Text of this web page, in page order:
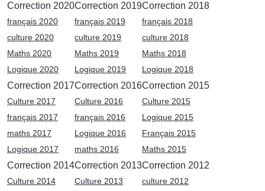
Correction 2020
français 2020
culture 2020
Maths 2020
Logique 2020
Correction 2019
français 2019
culture 2019
Maths 2019
Logique 2019
Correction 2018
français 2018
culture 2018
Maths 2018
Logique 2018
Correction 2017
Culture 2017
français 2017
maths 2017
Logique 2017
Correction 2016
Culture 2016
français 2016
Logique 2016
maths 2016
Correction 2015
Culture 2015
Logique 2015
Français 2015
Maths 2015
Correction 2014
Culture 2014
Correction 2013
Culture 2013
Correction 2012
culture 2012